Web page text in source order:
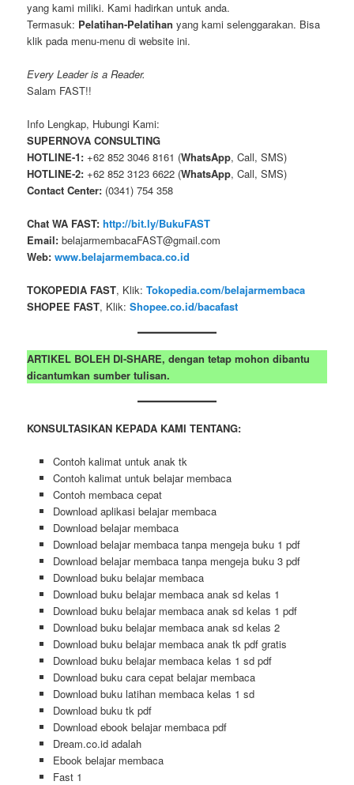
yang kami miliki. Kami hadirkan untuk anda.
Termasuk: Pelatihan-Pelatihan yang kami selenggarakan. Bisa
klik pada menu-menu di website ini.
Every Leader is a Reader.
Salam FAST!!
Info Lengkap, Hubungi Kami:
SUPERNOVA CONSULTING
HOTLINE-1: +62 852 3046 8161 (WhatsApp, Call, SMS)
HOTLINE-2: +62 852 3123 6622 (WhatsApp, Call, SMS)
Contact Center: (0341) 754 358
Chat WA FAST: http://bit.ly/BukuFAST
Email: belajarmembacaFAST@gmail.com
Web: www.belajarmembaca.co.id
TOKOPEDIA FAST, Klik:Tokopedia.com/belajarmembaca
SHOPEE FAST, Klik:Shopee.co.id/bacafast
ARTIKEL BOLEH DI-SHARE, dengan tetap mohon dibantu
dicantumkan sumber tulisan.
KONSULTASIKAN KEPADA KAMI TENTANG:
Contoh kalimat untuk anak tk
Contoh kalimat untuk belajar membaca
Contoh membaca cepat
Download aplikasi belajar membaca
Download belajar membaca
Download belajar membaca tanpa mengeja buku 1 pdf
Download belajar membaca tanpa mengeja buku 3 pdf
Download buku belajar membaca
Download buku belajar membaca anak sd kelas 1
Download buku belajar membaca anak sd kelas 1 pdf
Download buku belajar membaca anak sd kelas 2
Download buku belajar membaca anak tk pdf gratis
Download buku belajar membaca kelas 1 sd pdf
Download buku cara cepat belajar membaca
Download buku latihan membaca kelas 1 sd
Download buku tk pdf
Download ebook belajar membaca pdf
Dream.co.id adalah
Ebook belajar membaca
Fast 1